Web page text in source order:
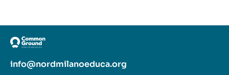
info@nordmilanoeduca.org